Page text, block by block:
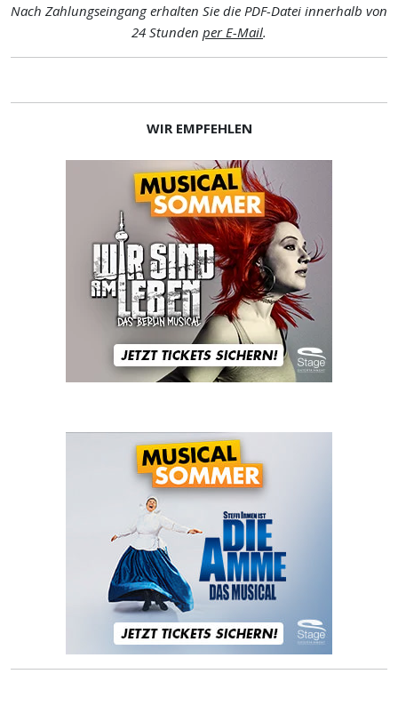
Nach Zahlungseingang erhalten Sie die PDF-Datei innerhalb von
24 Stunden per E-Mail.
WIR EMPFEHLEN